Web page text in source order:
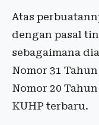
Atas
dengan pasal
sebagaimana
Nomor 31
Nomor 20
KUHP terbaru.